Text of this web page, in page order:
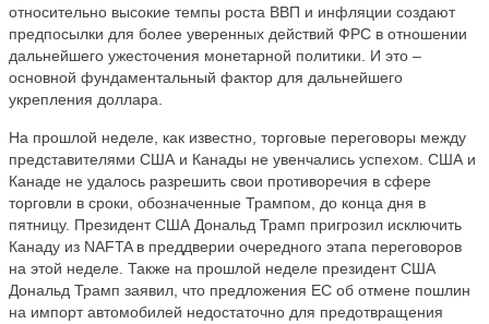
относительно высокие темпы роста ВВП и инфляции создают
предпосылки для более уверенных действий ФРС в отношении
дальнейшего ужесточения монетарной политики. И это –
основной фундаментальный фактор для дальнейшего
укрепления доллара.
На прошлой неделе, как известно, торговые переговоры между
представителями США и Канады не увенчались успехом. США и
Канаде не удалось разрешить свои противоречия в сфере
торговли в сроки, обозначенные Трампом, до конца дня в
пятницу. Президент США Дональд Трамп пригрозил исключить
Канаду из NAFTA в преддверии очередного этапа переговоров
на этой неделе. Также на прошлой неделе президент США
Дональд Трамп заявил, что предложения ЕС об отмене пошлин
на импорт автомобилей недостаточно для предотвращения